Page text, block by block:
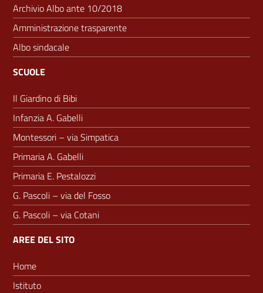
Archivio Albo ante 10/2018
Amministrazione trasparente
Albo sindacale
SCUOLE
Il Giardino di Bibi
Infanzia A. Gabelli
Montessori – via Simpatica
Primaria A. Gabelli
Primaria E. Pestalozzi
G. Pascoli – via del Fosso
G. Pascoli – via Cotani
AREE DEL SITO
Home
Istituto